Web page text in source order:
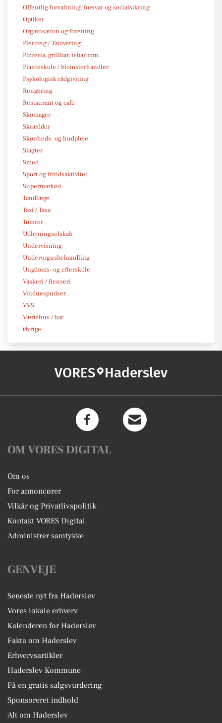
Offentlig forvaltning, forsvar og socialsikring
Optiker
Organisation og forening
Piercing / Tatovering
Pizzeria, grillbar, isbar mm.
Planteskole / blomsterhandler
Psykologisk rådgivning
Rengøring
Restaurant og café
Skomager
Skrædder
Skønheds- og hudpleje
Slagter
Smed
Sport og fritidsaktivitet
Supermarked
Tandlæge
Taxi / Taxa
Tømrer
Udlejningselskab
Undervisning
Undervognsbehandling
Ungdoms- og efterskole
Vaskeri / Renseri
Vinduespudser
VVS
Værtshus / bar
Øvrige
VORES Haderslev
OM VORES DIGITAL
Om os
For annoncører
Vilkår og Privatlivspolitik
Kontakt VORES Digital
Administrer samtykke
GENVEJE
Seneste nyt fra Haderslev
Vores lokale erhverv
Kalenderen for Haderslev
Fakta om Haderslev
Erhvervsartikler
Haderslev Kommune
Få en gratis salgsvurdering
Sponsoreret indhold
Alt om Haderslev